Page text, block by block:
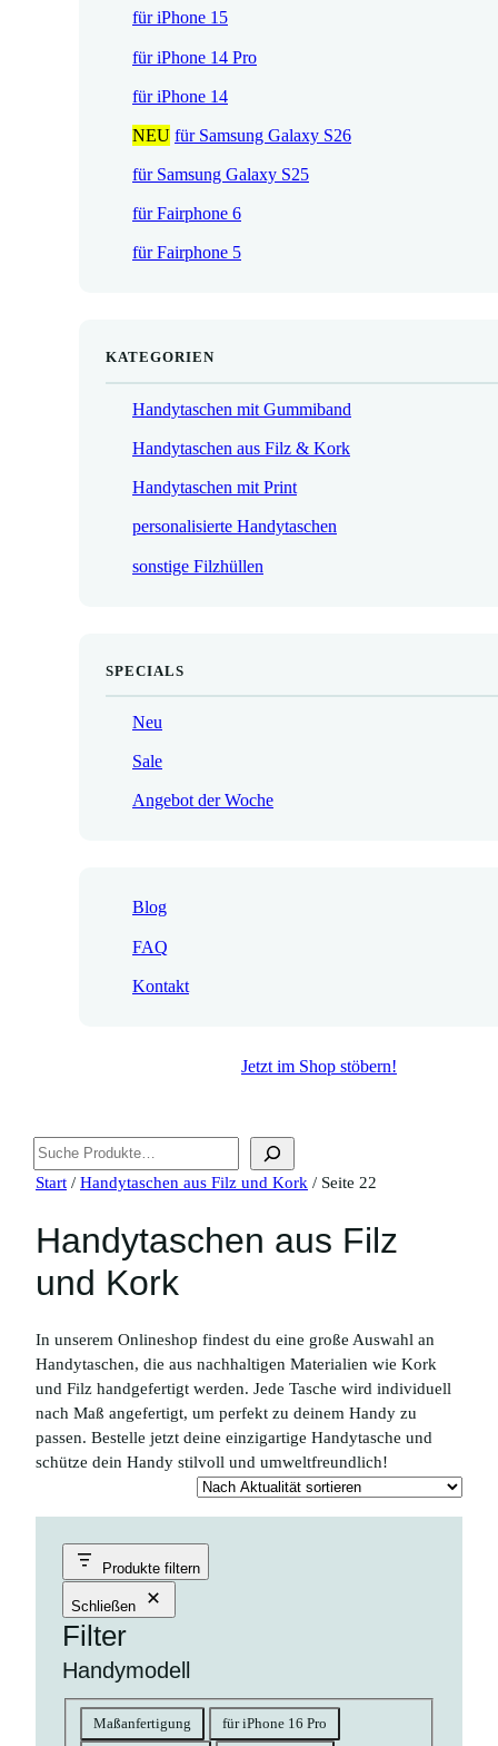
€
für iPhone 15
für iPhone 14 Pro
für iPhone 14
NEU für Samsung Galaxy S26
für Samsung Galaxy S25
für Fairphone 6
für Fairphone 5
KATEGORIEN
Handytaschen mit Gummiband
Handytaschen aus Filz & Kork
Handytaschen mit Print
personalisierte Handytaschen
sonstige Filzhüllen
SPECIALS
Neu
Sale
Angebot der Woche
Blog
FAQ
Kontakt
Jetzt im Shop stöbern!
Suchen
Start / Handytaschen aus Filz und Kork / Seite 22
Handytaschen aus Filz
und Kork
In unserem Onlineshop findest du eine große Auswahl an
Handytaschen, die aus nachhaltigen Materialien wie Kork
und Filz handgefertigt werden. Jede Tasche wird individuell
nach Maß angefertigt, um perfekt zu deinem Handy zu
passen. Bestelle jetzt deine einzigartige Handytasche und
schütze dein Handy stilvoll und umweltfreundlich!
Produkte filtern
Schließen
Filter
Handymodell
Handymodell
Maßanfertigung für iPhone 16 Pro